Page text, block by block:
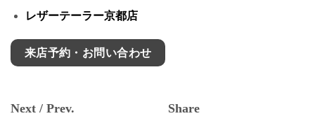
レザーテーラー京都店
来店予約・お問い合わせ
Next / Prev. Share